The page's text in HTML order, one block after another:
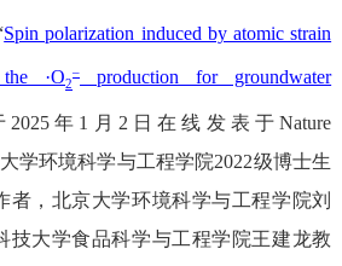
Spin polarization induced by atomic strain
·O2
– production for groundwater
2025年 1 月 2 日在线发表于Nature
学环境科学与工程学院2022级博士生
者，北京大学环境科学与工程学院刘
技大学食品科学与工程学院王建龙教